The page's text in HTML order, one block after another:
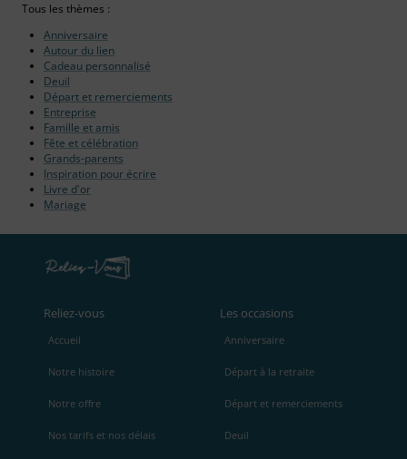
Tous les thèmes :
Anniversaire
Autour du lien
Cadeau personnalisé
Deuil
Départ et remerciements
Entreprise
Famille et amis
Fête et célébration
Grands-parents
Inspiration pour écrire
Livre d'or
Mariage
Reliez‑vous
Accueil
Notre histoire
Notre offre
Nos tarifs et nos délais
Les occasions
Anniversaire
Départ à la retraite
Départ et remerciements
Deuil